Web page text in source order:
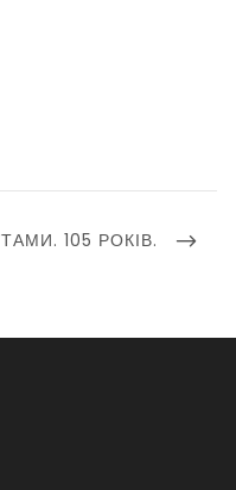
105 РОКІВ.